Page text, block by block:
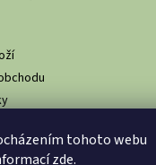
tohoto webu
zde.